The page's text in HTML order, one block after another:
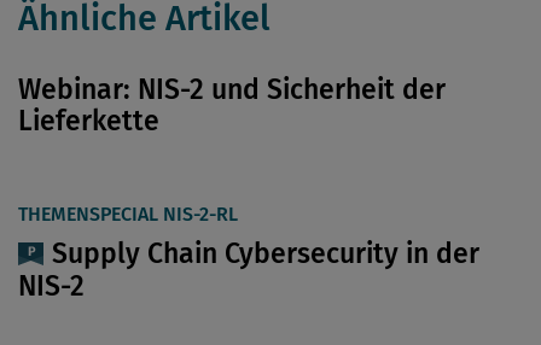
Ähnliche Artikel
Webinar: NIS-2 und Sicherheit der
Lieferkette
THEMENSPECIAL NIS-2-RL
Supply Chain Cybersecurity in der
NIS-2